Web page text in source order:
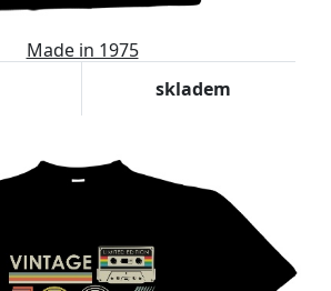
Made in 1975
skladem